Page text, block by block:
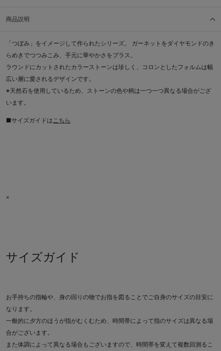
商品説明
「つぼみ」をイメージして作られたシリーズ。 ガーネットをダイヤモンドのき
らめきでつつみこみ、手元に華やかさをプラス。
ラウンドにカットされたカラーストーンは珍しく、コロンとしたフォルムは幅
広い層に愛されるデザインです。
※天然石を使用しているため、ストーンの色や柄は一つ一つ異なる場合がござ
います。
■サイズガイドは こちら
×
サイズガイド
お手持ちの指輪や、身の回りの物でお指を図ることでご自身のサイズの目安に
なります。
一般的に夕方のほうが指がむくむため、時間帯によって指のサイズは異なる場
合がございます。
また体調によって異なる場合もございますので、時間帯を変えて複数回測るこ